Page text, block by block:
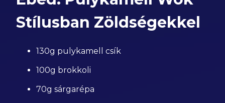
Stílusban Zöldségekkel
130g pulykamell csík
100g brokkoli
70g sárgarépa